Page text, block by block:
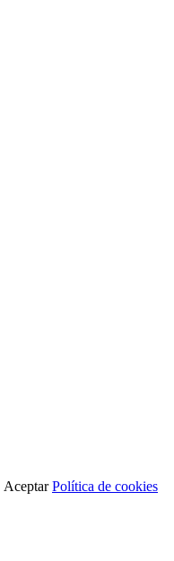
Aceptar Política de cookies